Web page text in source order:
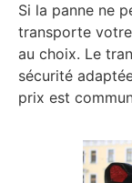
Si la panne ne
transporte
au choix. Le
sécurité
prix est